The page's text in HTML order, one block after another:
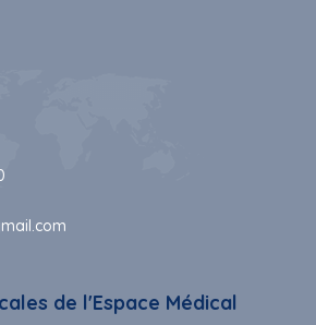
de l'Espace Médical